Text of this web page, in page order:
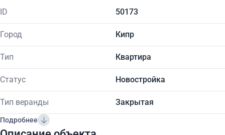
ID 50173
Город Кипр
Тип Квартира
Статус Новостройка
Тип веранды Закрытая
Подробнее